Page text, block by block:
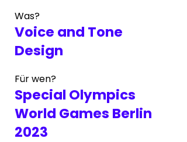
Was?
Voice and Tone
Design
Für wen?
Special Olympics
World Games Berlin
2023